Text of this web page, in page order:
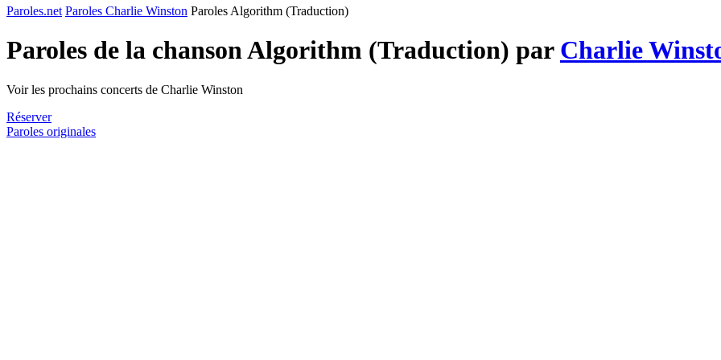
Paroles.net Paroles Charlie Winston Paroles Algorithm (Traduction)
Paroles de la chanson Algorithm (Traduction) par Charlie
Voir les prochains concerts de Charlie Winston
Réserver
Paroles originales